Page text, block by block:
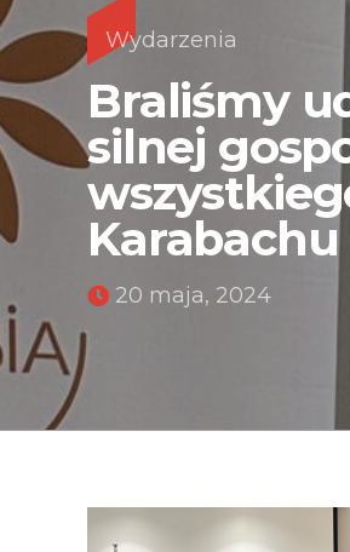
Wydarzenia
Braliśmy
silnej
Karabachu
20 maja, 2024